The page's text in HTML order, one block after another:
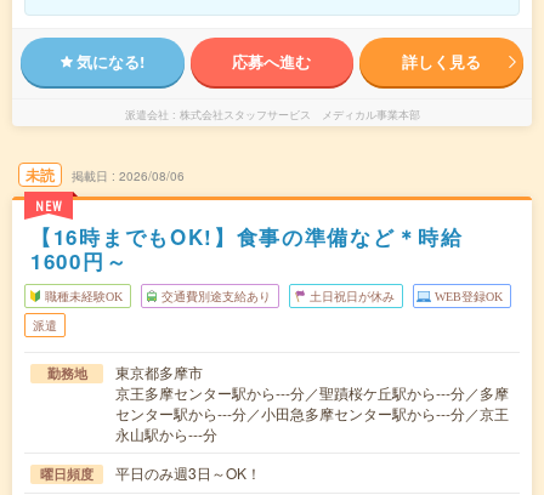
気になる! 応募へ進む 詳しく見る
派遣会社 株式会社スタッフサービス メディカル事業本部
未読
NEW
掲載日 2026/08/06
【16時までもOK!】食事の準備など＊時給
1600円～
職種未経験OK 交通費別途支給あり 土日祝日が休み WEB登録OK
派遣
勤務地
東京都多摩市
京王多摩センター駅から---分／聖蹟桜ケ丘駅から---分／多摩
センター駅から---分／小田急多摩センター駅から---分／京王
永山駅から---分
曜日頻度 平日のみ週3日～OK！